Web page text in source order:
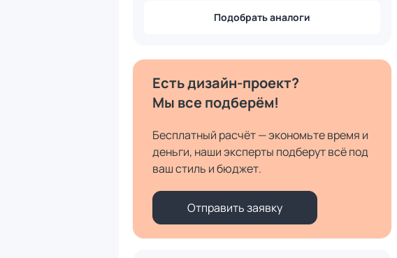
Подобрать аналоги
Есть дизайн-проект?
Мы все подберём!
Бесплатный расчёт — экономьте время и
деньги, наши эксперты подберут всё под
ваш стиль и бюджет.
Отправить заявку